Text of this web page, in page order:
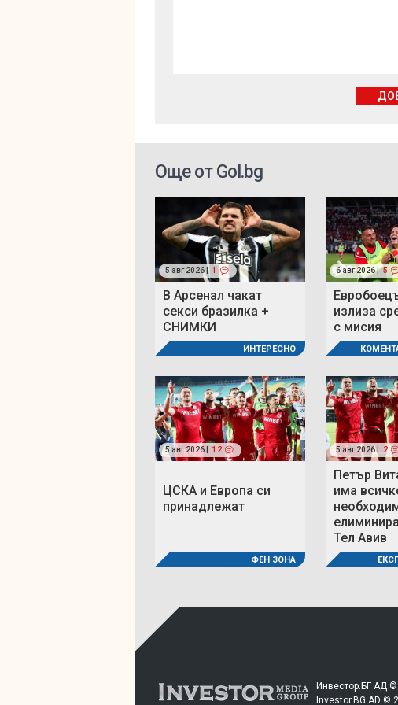
Още от Gol.bg
5 авг 2026 | 1
В Арсенал чакат
секси бразилка +
СНИМКИ
ИНТЕРЕСНО
6 авг 2026 | 5
излиза
с мисия
5 авг 2026 | 12
ЦСКА и Европа си
принадлежат
ФЕН ЗОНА
5 авг 2026 | 2
Петър
има
Тел Авив
Инвестор.БГ АД ©
Investor.BG AD ©